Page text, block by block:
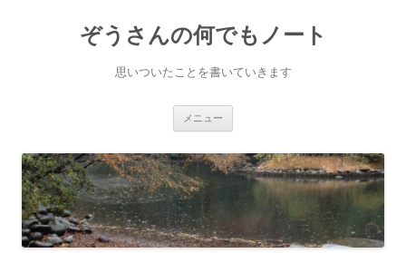
ぞうさんの何でもノート
思いついたことを書いていきます
メニュー